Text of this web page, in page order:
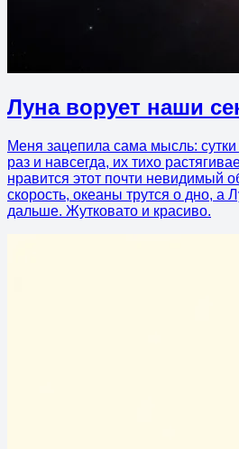
Луна ворует наши
Меня зацепила сама мысль:
раз и навсегда, их тихо
нравится этот почти невидимый
скорость, океаны трутся о дно, а
дальше. Жутковато и красиво.